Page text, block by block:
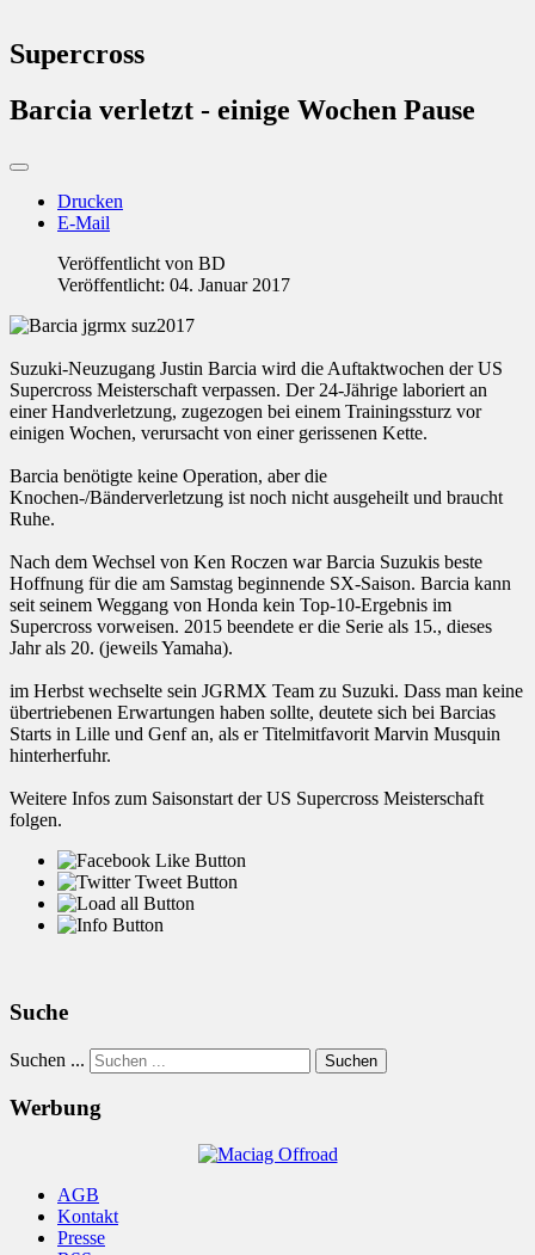
Supercross
Barcia verletzt - einige Wochen Pause
Drucken
E-Mail
Veröffentlicht von BD
Veröffentlicht: 04. Januar 2017
Suzuki-Neuzugang Justin Barcia wird die Auftaktwochen der US
Supercross Meisterschaft verpassen. Der 24-Jährige laboriert an
einer Handverletzung, zugezogen bei einem Trainingssturz vor
einigen Wochen, verursacht von einer gerissenen Kette.
Barcia benötigte keine Operation, aber die
Knochen-/Bänderverletzung ist noch nicht ausgeheilt und braucht
Ruhe.
Nach dem Wechsel von Ken Roczen war Barcia Suzukis beste
Hoffnung für die am Samstag beginnende SX-Saison. Barcia kann
seit seinem Weggang von Honda kein Top-10-Ergebnis im
Supercross vorweisen. 2015 beendete er die Serie als 15., dieses
Jahr als 20. (jeweils Yamaha).
im Herbst wechselte sein JGRMX Team zu Suzuki. Dass man keine
übertriebenen Erwartungen haben sollte, deutete sich bei Barcias
Starts in Lille und Genf an, als er Titelmitfavorit Marvin Musquin
hinterherfuhr.
Weitere Infos zum Saisonstart der US Supercross Meisterschaft
folgen.
Suche
Suchen ... Suchen
Werbung
AGB
Kontakt
Presse